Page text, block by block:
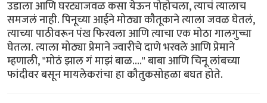
उडाला आणि घरट्याजवळ कसा येऊन पोहोचला, त्याचं त्यालाच
समजलं नाही. पिनूच्या आईने मोठ्या कौतूकाने त्याला जवळ घेतलं,
त्याच्या पाठीवरून पंख फिरवला आणि त्याचा एक मोठा गालगुच्चा
घेतला. त्याला मोठ्या प्रेमाने ज्वारीचे दाणे भरवले आणि प्रेमाने
म्हणाली, "मोठं झाल गं माझं बाळ...." बाबा आणि चिनू लांबच्या
फांदीवर बसून मायलेकरांचा हा कौतुकसोहळा बघत होते.